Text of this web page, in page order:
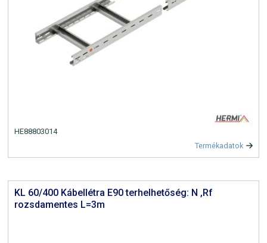
HE88803014
Termékadatok
KL 60/400 Kábellétra E90 terhelhetőség: N ,Rf
rozsdamentes L=3m